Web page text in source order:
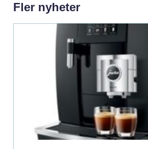
Fler nyheter